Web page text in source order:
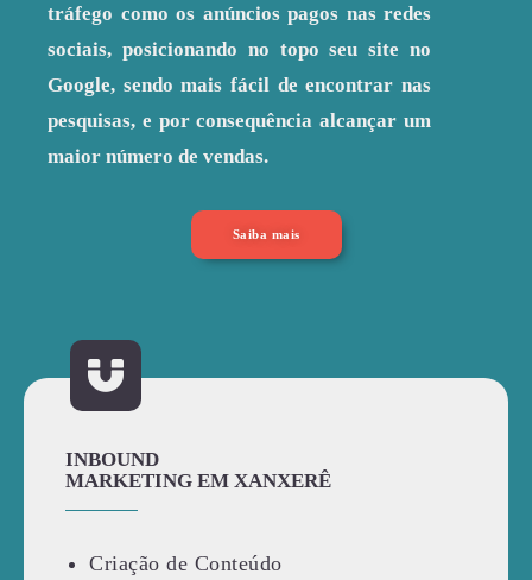
tráfego como os anúncios pagos nas redes
sociais, posicionando no topo seu site no
Google, sendo mais fácil de encontrar nas
pesquisas, e por consequência alcançar um
maior número de vendas.
Saiba mais
INBOUND
MARKETING EM XANXERÊ
Criação de Conteúdo